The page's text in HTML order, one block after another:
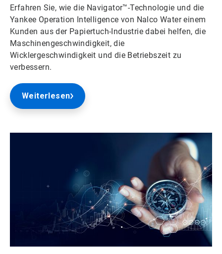
Erfahren Sie, wie die Navigator™-Technologie und die
Yankee Operation Intelligence von Nalco Water einem
Kunden aus der Papiertuch-Industrie dabei helfen, die
Maschinengeschwindigkeit, die
Wicklergeschwindigkeit und die Betriebszeit zu
verbessern.
Weiterlesen